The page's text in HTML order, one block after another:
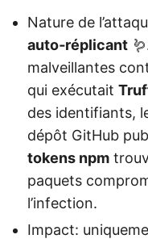
Nature de
auto‑réplicant
malveillantes
qui exécutait
des identifiants,
dépôt GitHub
tokens npm
paquets
l’infection.
Impact: